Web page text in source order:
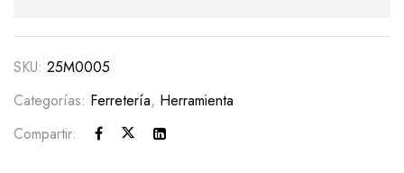
SKU: 25M0005
Categorías: Ferretería, Herramienta
Compartir: